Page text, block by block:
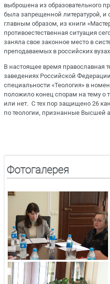
выброшена из образовательного
была запрещенной литературой, и
главным образом, из книги
противоестественная ситуация
заняла свое законное место в
преподаваемых в российских
В настоящее время православная
заведениях Российской
специальности «Теология» в
положило конец спорам на тему о
или нет. С тех пор защищено 26
по теологии, признанные Высшей
Фотогалерея